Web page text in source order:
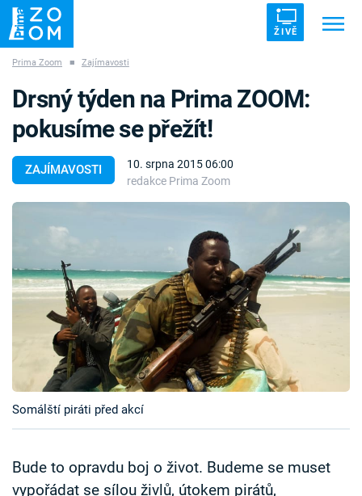
ŽIVĚ
ZÁHADY VETŘELCI DÁVNOVĚKU
Témata
Pořady
TV Program
Časopis
Sledujte prima+
Přihlášení
Prima Zoom ■ Zajímavosti
ZAJÍMAVOSTI
10. srpna 2015 06:00
redakce Prima Zoom
Drsný týden na Prima ZOOM:
pokusíme se přežít!
Somálští piráti před akcí
Bude to opravdu boj o život. Budeme se muset
vypořádat se sílou živlů, útokem pirátů,